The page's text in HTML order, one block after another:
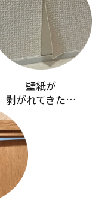
壁紙が
剥がれてきた…